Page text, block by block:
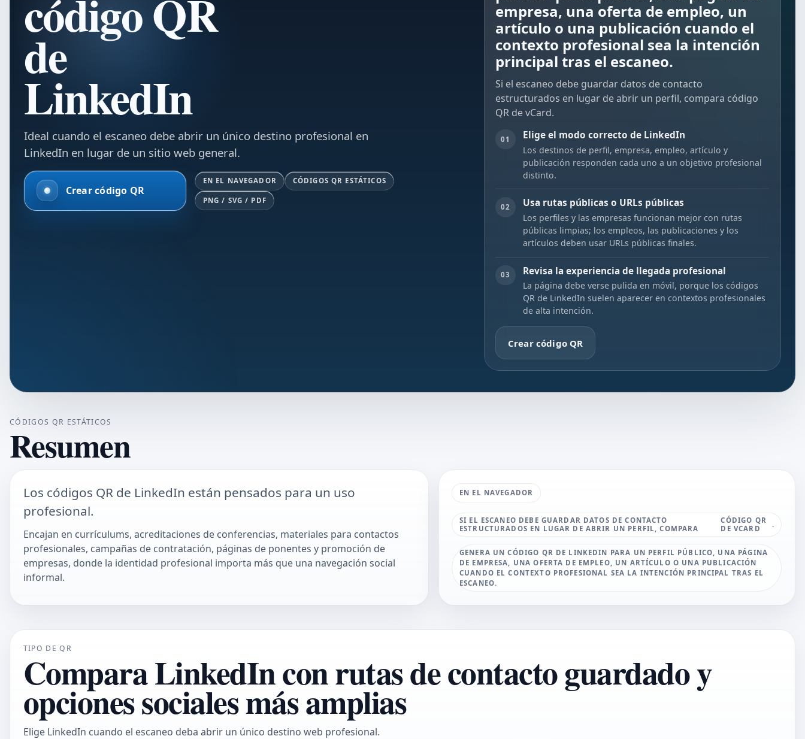
código QR
de
LinkedIn
Ideal cuando el escaneo debe abrir un único destino profesional en
LinkedIn en lugar de un sitio web general.
Crear código QR
EN EL NAVEGADOR CÓDIGOS QR ESTÁTICOS
PNG / SVG / PDF
empresa, una oferta de empleo, un
artículo o una publicación cuando el
contexto profesional sea la intención
principal tras el escaneo.
Si el escaneo debe guardar datos de contacto
estructurados en lugar de abrir un perfil, compara código
QR de vCard.
01 Elige el modo correcto de LinkedIn
Los destinos de perfil, empresa, empleo, artículo y
publicación responden cada uno a un objetivo profesional
distinto.
02 Usa rutas públicas o URLs públicas
Los perfiles y las empresas funcionan mejor con rutas
públicas limpias; los empleos, las publicaciones y los
artículos deben usar URLs públicas finales.
03 Revisa la experiencia de llegada profesional
La página debe verse pulida en móvil, porque los códigos
QR de LinkedIn suelen aparecer en contextos profesionales
de alta intención.
Crear código QR
CÓDIGOS QR ESTÁTICOS
Resumen
Los códigos QR de LinkedIn están pensados para un uso
profesional.
Encajan en currículums, acreditaciones de conferencias, materiales para contactos
profesionales, campañas de contratación, páginas de ponentes y promoción de
empresas, donde la identidad profesional importa más que una navegación social
informal.
EN EL NAVEGADOR
SI EL ESCANEO DEBE GUARDAR DATOS DE CONTACTO
ESTRUCTURADOS EN LUGAR DE ABRIR UN PERFIL, COMPARA
CÓDIGO QR
DE VCARD
.
GENERA UN CÓDIGO QR DE LINKEDIN PARA UN PERFIL PÚBLICO, UNA PÁGINA
DE EMPRESA, UNA OFERTA DE EMPLEO, UN ARTÍCULO O UNA PUBLICACIÓN
CUANDO EL CONTEXTO PROFESIONAL SEA LA INTENCIÓN PRINCIPAL TRAS EL
ESCANEO.
TIPO DE QR
Compara LinkedIn con rutas de contacto guardado y
opciones sociales más amplias
Elige LinkedIn cuando el escaneo deba abrir un único destino web profesional.